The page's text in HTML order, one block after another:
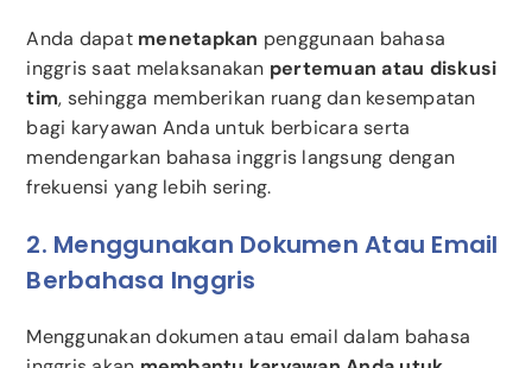
Anda dapat menetapkan penggunaan bahasa
inggris saat melaksanakan pertemuan atau diskusi
tim, sehingga memberikan ruang dan kesempatan
bagi karyawan Anda untuk berbicara serta
mendengarkan bahasa inggris langsung dengan
frekuensi yang lebih sering.
2. Menggunakan Dokumen Atau Email
Berbahasa Inggris
Menggunakan dokumen atau email dalam bahasa